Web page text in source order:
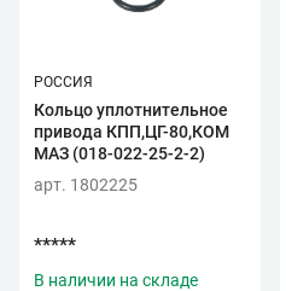
РОССИЯ
Кольцо уплотнительное
привода КПП,ЦГ-80,КОМ
МАЗ (018-022-25-2-2)
арт. 1802225
*****
В наличии на складе